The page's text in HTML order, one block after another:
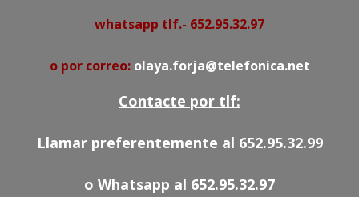
whatsapp tlf.- 652.95.32.97
o por correo: olaya.forja@telefonica.net
Contacte por tlf:
Llamar preferentemente al 652.95.32.99
o Whatsapp al 652.95.32.97